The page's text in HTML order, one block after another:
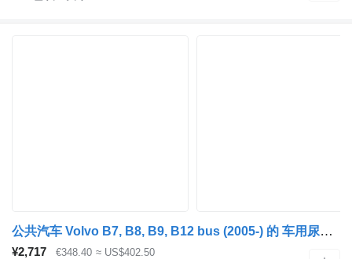
公共汽车 Volvo B7, B8, B9, B12 bus (2005-) 的 车用尿素 (AdBlue) 泵 VOLVO,BOSCH 0444022067
¥2,717 €348.40 ≈ US$402.50